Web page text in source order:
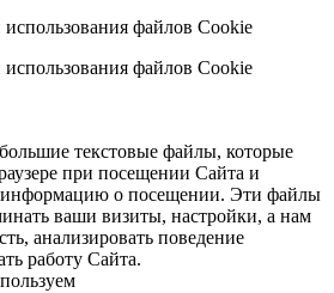
файлов Cookie
файлов Cookie
текстовые файлы, которые
при посещении Сайта и
информацию о посещении. Эти файлы
ваши визиты, настройки, а нам
анализировать поведение
работу Сайта.